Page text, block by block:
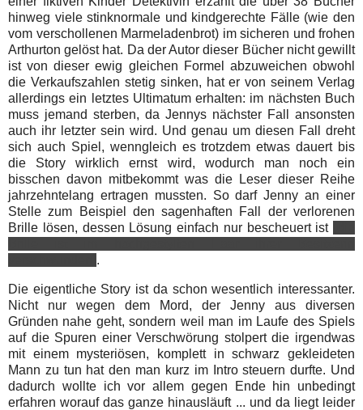
hinweg viele stinknormale und kindgerechte Fälle (wie den
vom verschollenen Marmeladenbrot) im sicheren und frohen
Arthurton gelöst hat. Da der Autor dieser Bücher nicht gewillt
ist von dieser ewig gleichen Formel abzuweichen obwohl
die Verkaufszahlen stetig sinken, hat er von seinem Verlag
allerdings ein letztes Ultimatum erhalten: im nächsten Buch
muss jemand sterben, da Jennys nächster Fall ansonsten
auch ihr letzter sein wird. Und genau um diesen Fall dreht
sich auch Spiel, wenngleich es trotzdem etwas dauert bis
die Story wirklich ernst wird, wodurch man noch ein
bisschen davon mitbekommt was die Leser dieser Reihe
jahrzehntelang ertragen mussten. So darf Jenny an einer
Stelle zum Beispiel den sagenhaften Fall der verlorenen
Brille lösen, dessen Lösung einfach nur bescheuert ist
.
Die eigentliche Story ist da schon wesentlich interessanter.
Nicht nur wegen dem Mord, der Jenny aus diversen
Gründen nahe geht, sondern weil man im Laufe des Spiels
auf die Spuren einer Verschwörung stolpert die irgendwas
mit einem mysteriösen, komplett in schwarz gekleideten
Mann zu tun hat den man kurz im Intro steuern durfte. Und
dadurch wollte ich vor allem gegen Ende hin unbedingt
erfahren worauf das ganze hinausläuft ... und da liegt leider